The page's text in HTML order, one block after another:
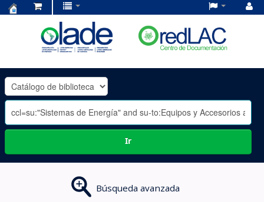
OLADE
-
Ir
Búsqueda avanzada